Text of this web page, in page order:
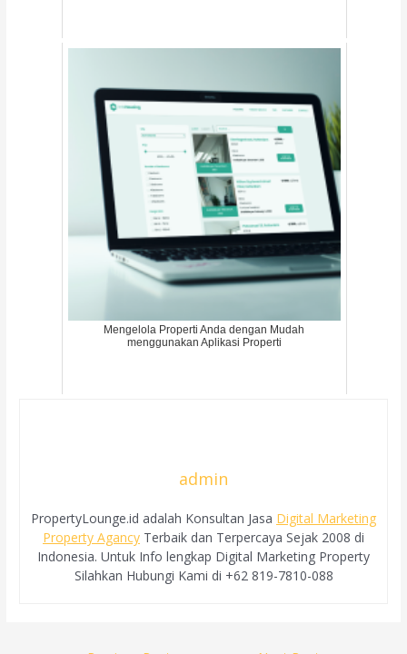
Mengelola Properti Anda dengan Mudah
menggunakan Aplikasi Properti
admin
PropertyLounge.id adalah Konsultan Jasa Digital Marketing
Property Agancy Terbaik dan Terpercaya Sejak 2008 di
Indonesia. Untuk Info lengkap Digital Marketing Property
Silahkan Hubungi Kami di +62 819-7810-088